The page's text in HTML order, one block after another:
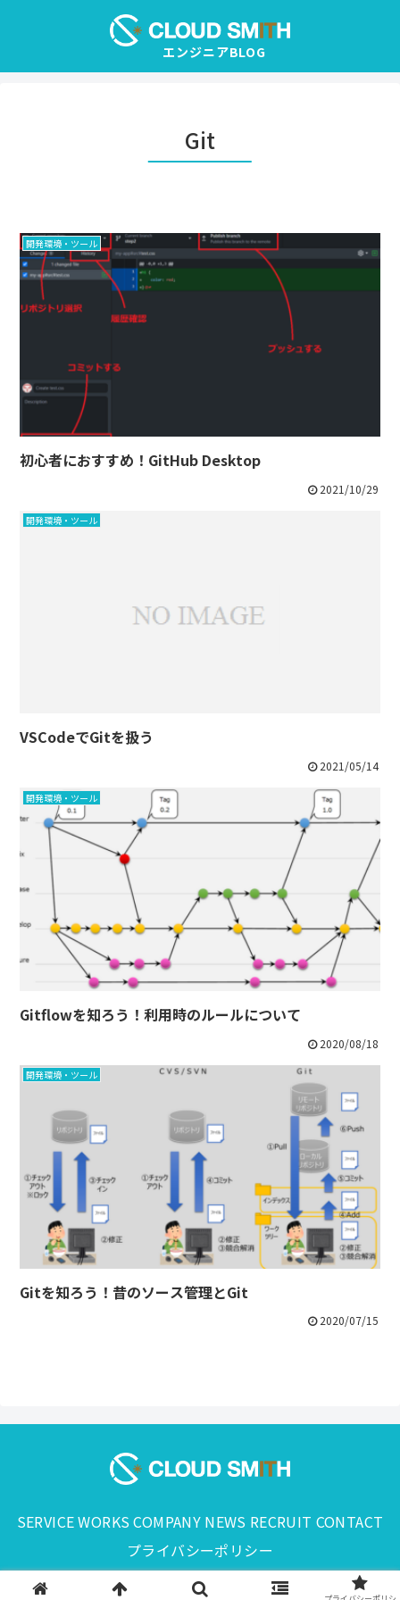
Git
開発環境・ツール
初心者におすすめ！GitHub Desktop
2021/10/29
開発環境・ツール
VSCodeでGitを扱う
2021/05/14
開発環境・ツール
Gitflowを知ろう！利用時のルールについて
2020/08/18
開発環境・ツール
Gitを知ろう！昔のソース管理とGit
2020/07/15
SERVICEWORKSCOMPANY NEWS RECRUIT CONTACT
プライバシーポリシー
© 2024 CLOUD SMITH,Inc..